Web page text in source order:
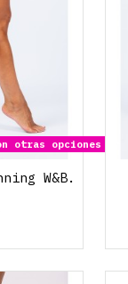
otras opciones
W&B.